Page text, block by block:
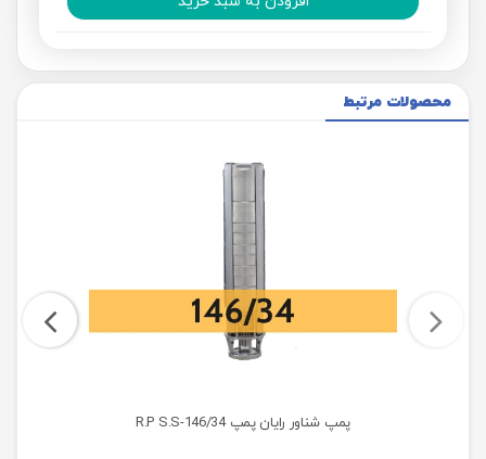
محصولات مرتبط
پمپ شناور رایان پمپ R.P S.S-146/34